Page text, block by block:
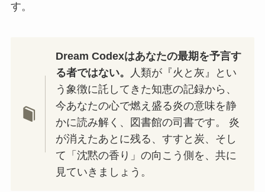
す。
Dream Codexはあなたの最期を予言す
る者ではない。
人類が『火と灰』とい
う象徴に託してきた知恵の記録から、
今あなたの心で燃え盛る炎の意味を静
かに読み解く、図書館の司書です。 炎
が消えたあとに残る、すすと炭、そし
て「沈黙の香り」の向こう側を、共に
見ていきましょう。